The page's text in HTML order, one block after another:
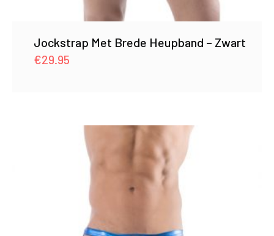
Jockstrap Met Brede Heupband – Zwart
€29.95